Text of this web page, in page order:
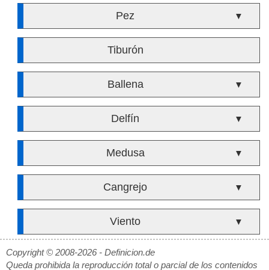
Pez ▼
Tiburón
Ballena ▼
Delfín ▼
Medusa ▼
Cangrejo ▼
Viento ▼
Copyright © 2008-2026 - Definicion.de
Queda prohibida la reproducción total o parcial de los contenidos